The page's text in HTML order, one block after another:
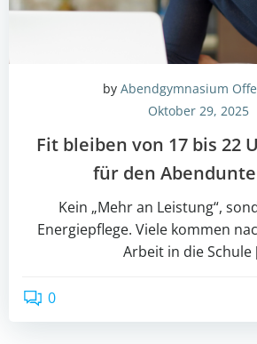
by Abendgymnasium
Oktober 29, 2025
Fit bleiben von 17 bis 22
für den
Kein „Mehr an Leistung“,
Energiepflege. Viele kommen
Arbeit in die Schule
0